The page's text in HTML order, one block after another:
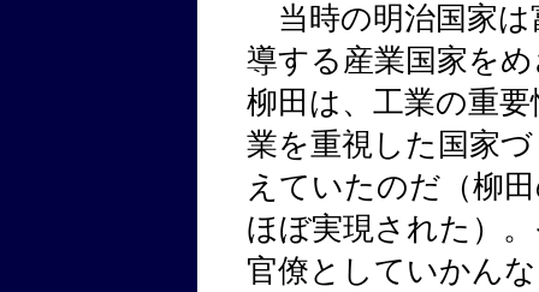
当時の明治国家は
導する産業国家を
柳田は、工業の重
業を重視した国家
えていたのだ（柳
ほぼ実現された）
官僚としていかん